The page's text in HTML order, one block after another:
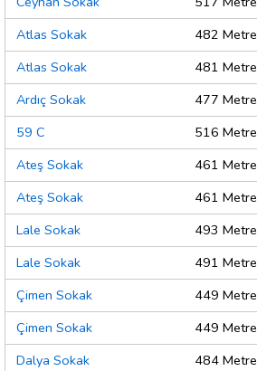
Atlas Sokak
482 Metre
Atlas Sokak
481 Metre
Ardıç Sokak
477 Metre
59 C
516 Metre
Ateş Sokak
461 Metre
Ateş Sokak
461 Metre
Lale Sokak
493 Metre
Lale Sokak
491 Metre
Çimen Sokak
449 Metre
Çimen Sokak
449 Metre
Dalya Sokak
484 Metre